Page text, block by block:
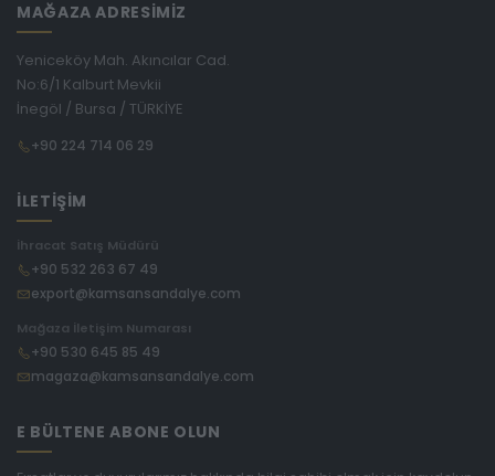
MAĞAZA ADRESİMİZ
Yeniceköy Mah. Akıncılar Cad.
No:6/1 Kalburt Mevkii
İnegöl / Bursa / TÜRKİYE
+90 224 714 06 29
İLETİŞİM
İhracat Satış Müdürü
+90 532 263 67 49
export@kamsansandalye.com
Mağaza İletişim Numarası
+90 530 645 85 49
magaza@kamsansandalye.com
E BÜLTENE ABONE OLUN